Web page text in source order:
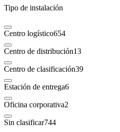
Tipo de instalación
Centro logístico654
Centro de distribución13
Centro de clasificación39
Estación de entrega6
Oficina corporativa2
Sin clasificar744